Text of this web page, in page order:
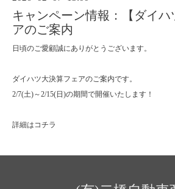
キャンペーン情報：【ダイハ
アのご案内
日頃のご愛顧誠にありがとうございます。
ダイハツ大決算フェアのご案内です。
2/7(土)～2/15(日)の期間で開催いたします！
詳細はコチラ